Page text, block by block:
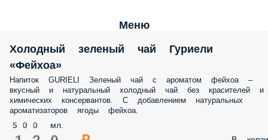
Меню
Холодный зеленый чай Гуриели
«Фейхоа»
Напиток GURIELI Зеленый чай с ароматом фейхоа –
вкусный и натуральный холодный чай без красителей и
химических консервантов. С добавлением натуральных
ароматизаторов ягоды фейхоа.
500 мл.